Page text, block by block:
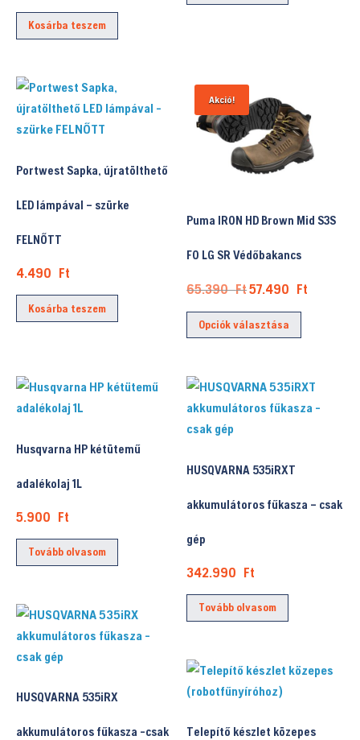
price
was:
Kosárba teszem
Portwest Sapka, újratölthető
LED lámpával – szürke
FELNŐTT
4.490 Ft
Kosárba teszem
Akció!
Puma IRON HD Brown Mid S3S
FO LG SR Védőbakancs
65.390FtOriginal
price
was:
57.490 Ft
Opciók választása
Ennek
variációja
van.
Husqvarna HP kétütemű
adalékolaj 1L
5.900 Ft
Tovább olvasom
HUSQVARNA 535iRXT
akkumulátoros fűkasza – csak
gép
342.990 Ft
Tovább olvasom
HUSQVARNA 535iRX
akkumulátoros fűkasza -csak Telepítő készlet közepes